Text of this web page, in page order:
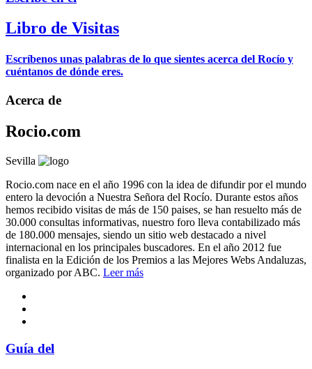
Libro de Visitas
Escríbenos unas palabras de lo que sientes acerca del Rocío y
cuéntanos de dónde eres.
Acerca de
Rocio.com
Sevilla
Rocio.com nace en el año 1996 con la idea de difundir por el mundo
entero la devoción a Nuestra Señora del Rocío. Durante estos años
hemos recibido visitas de más de 150 paises, se han resuelto más de
30.000 consultas informativas, nuestro foro lleva contabilizado más
de 180.000 mensajes, siendo un sitio web destacado a nivel
internacional en los principales buscadores. En el año 2012 fue
finalista en la Edición de los Premios a las Mejores Webs Andaluzas,
organizado por ABC. Leer más
Guía del